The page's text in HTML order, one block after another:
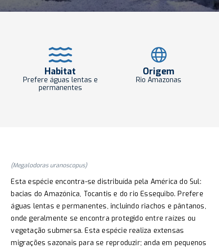
Habitat
Prefere águas lentas e
permanentes
Origem
Rio Amazonas
(Megalodoras uranoscopus)
Esta espécie encontra-se distribuída pela América do Sul:
bacias do Amazónica, Tocantis e do rio Essequibo. Prefere
águas lentas e permanentes, incluindo riachos e pântanos,
onde geralmente se encontra protegido entre raízes ou
vegetação submersa. Esta espécie realiza extensas
migrações sazonais para se reproduzir; anda em pequenos